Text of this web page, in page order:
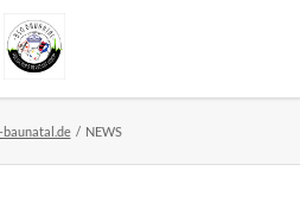
baunatal.de NEWS